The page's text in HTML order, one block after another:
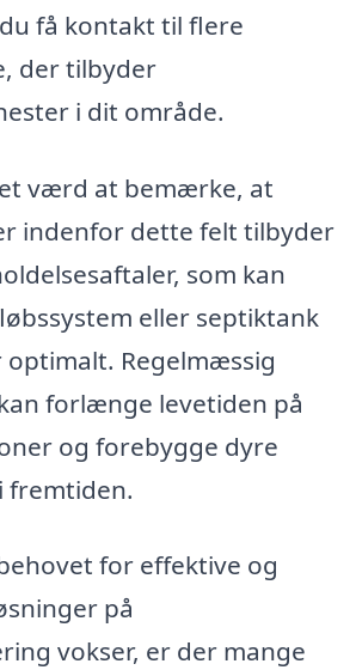
få kontakt til flere
der tilbyder
i dit område.
værd at bemærke, at
indenfor dette felt tilbyder
som kan
eller septiktank
Regelmæssig
forlænge levetiden på
og forebygge dyre
fremtiden.
for effektive og
på
vokser, er der mange